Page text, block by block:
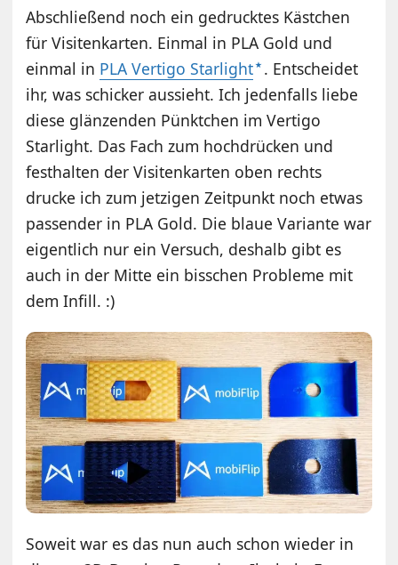
Abschließend noch ein gedrucktes Kästchen
für Visitenkarten. Einmal in PLA Gold und
einmal in PLA Vertigo Starlight . Entscheidet
ihr, was schicker aussieht. Ich jedenfalls liebe
diese glänzenden Pünktchen im Vertigo
Starlight. Das Fach zum hochdrücken und
festhalten der Visitenkarten oben rechts
drucke ich zum jetzigen Zeitpunkt noch etwas
passender in PLA Gold. Die blaue Variante war
eigentlich nur ein Versuch, deshalb gibt es
auch in der Mitte ein bisschen Probleme mit
dem Infill. :)
Soweit war es das nun auch schon wieder in